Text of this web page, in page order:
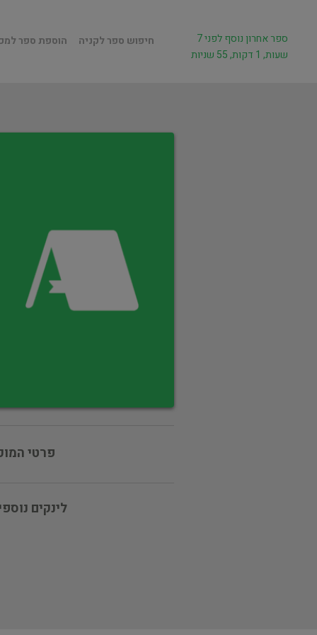
חיפוש ספר לקניה הוספת ספר
ספר אחרון נוסף לפני 7
שעות, 1 דקות, 55 שניות
פרטי
לינקים